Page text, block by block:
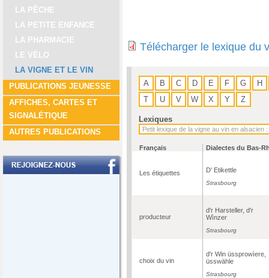
LA PÊCHE
LA PETITE ENFANCE
LA PHARMACIE
LE VÉLO
LA VIGNE ET LE VIN
PUBLICATIONS JEUNESSE
AFFICHES, CARTES ET
SIGNALÉTIQUE
AUTRES PUBLICATIONS
Télécharger le lexique du
A B C D E F G
H
T
U V W X Y Z
Lexiques
Français Dialectes du Bas-
Les étiquettes D' Etikettle
Strasbourg
producteur
d'r Harsteller, d'r
Wìnzer
Strasbourg
choix du vin
d'r Win üssprowìere,
üsswähle
Strasbourg